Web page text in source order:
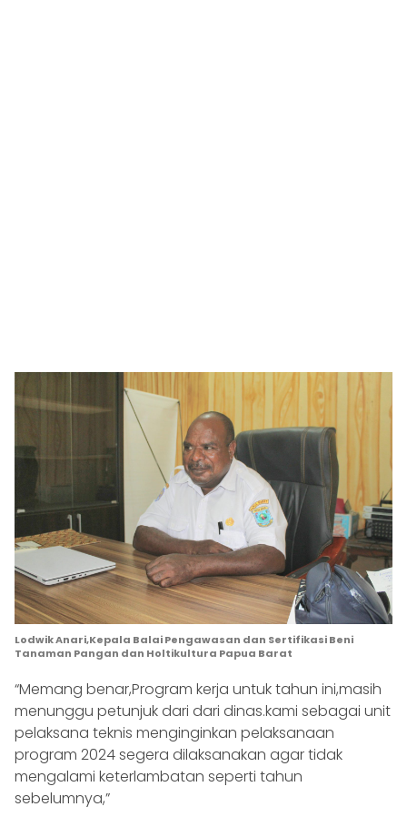
Lodwik Anari,Kepala Balai Pengawasan dan Sertifikasi Beni
Tanaman Pangan dan Holtikultura Papua Barat
“Memang benar,Program kerja untuk tahun ini,masih
menunggu petunjuk dari dari dinas.kami sebagai unit
pelaksana teknis menginginkan pelaksanaan
program 2024 segera dilaksanakan agar tidak
mengalami keterlambatan seperti tahun
sebelumnya,”